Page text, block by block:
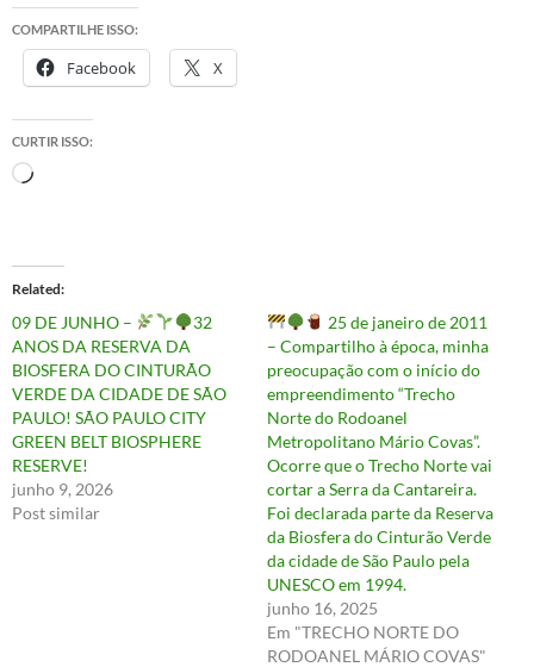
COMPARTILHE ISSO:
Facebook X
CURTIR ISSO:
Carregando...
Related
09 DE JUNHO –
32
ANOS DA RESERVA DA
BIOSFERA DO CINTURÃO
VERDE DA CIDADE DE SÃO
PAULO! SÃO PAULO CITY
GREEN BELT BIOSPHERE
RESERVE!
junho 9, 2026
Post similar
25 de janeiro de 2011
– Compartilho à época, minha
preocupação com o início do
empreendimento “Trecho
Norte do Rodoanel
Metropolitano Mário Covas”.
Ocorre que o Trecho Norte vai
cortar a Serra da Cantareira.
Foi declarada parte da Reserva
da Biosfera do Cinturão Verde
da cidade de São Paulo pela
UNESCO em 1994.
junho 16, 2025
Em "TRECHO NORTE DO
RODOANEL MÁRIO COVAS"